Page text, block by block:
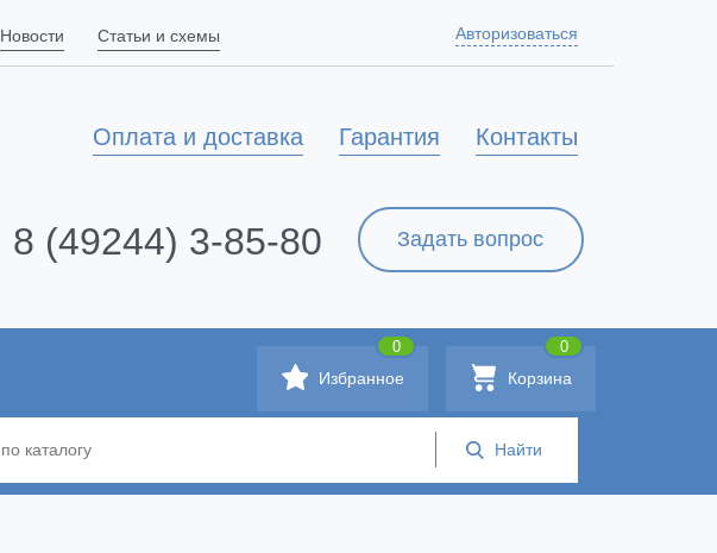
Новости Статьи и схемы Авторизоваться
Контакты
Гарантия
Оплата и доставка
Задать вопрос
8 (49244) 3-85-80
Корзина
0
Избранное
0